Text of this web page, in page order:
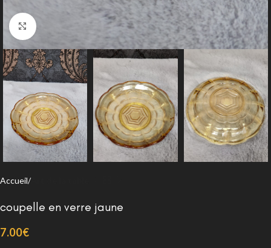
Agrandir
Accueil Art de la table
coupelle en verre jaune
7.00€